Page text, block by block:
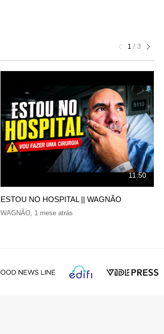
1 / 3
11:50
ESTOU NO HOSPITAL || WAGNÃO
WAGNÃO, 1 mese atrás